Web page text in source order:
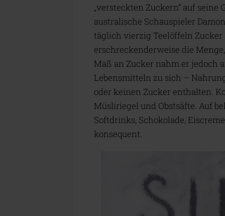
„versteckten Zuckern” auf seine
australische Schauspieler
täglich vierzig Teelöffeln Zucker
erschreckenderweise die
Maß an Zucker nahm er jedoch
Lebensmitteln zu sich –
oder keinen Zucker enthalten.
Müsliriegel und Obstsäfte. Auf
Softdrinks, Schokolade,
konsequent.